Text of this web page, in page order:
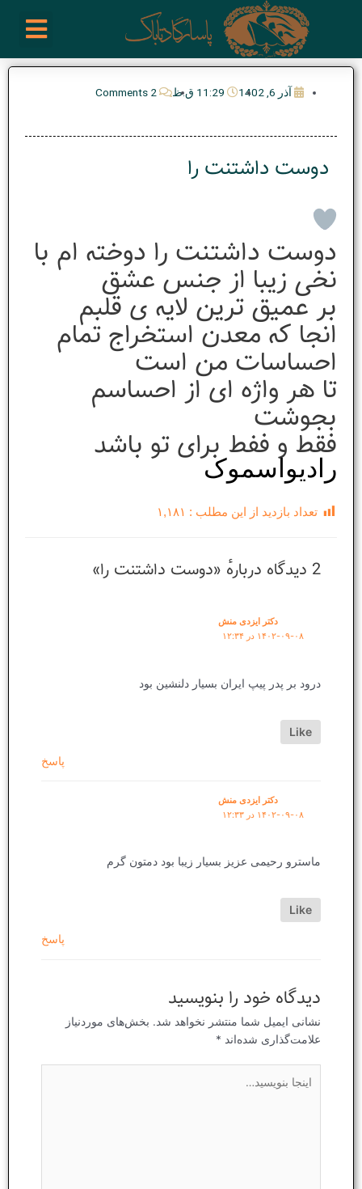
آذر 6, 1402 11:29 ق.ظ 2 Comments
دوست داشتنت را
دوست داشتنت را دوخته ام با
نخی زیبا از جنس عشق
بر عمیق ترین لایه ی قلبم
انجا که معدن استخراج تمام
احساسات من است
تا هر واژه ای از احساسم
بجوشت
فقط و ففط برای تو باشد
رادیواسموک
تعداد بازدید از این مطلب : ۱,۱۸۱
2 دیدگاه دربارهٔ «دوست داشتنت را»
دکتر ایزدی منش
۱۴۰۲-۰۹-۰۸ در ۱۲:۳۴
درود بر پدر پیپ ایران بسیار دلنشین بود
Like
پاسخ
دکتر ایزدی منش
۱۴۰۲-۰۹-۰۸ در ۱۲:۳۳
ماسترو رحیمی عزیز بسیار زیبا بود دمتون گرم
Like
پاسخ
دیدگاه‌ خود را بنویسید
نشانی ایمیل شما منتشر نخواهد شد. بخش‌های موردنیاز
علامت‌گذاری شده‌اند *
بنویسید…